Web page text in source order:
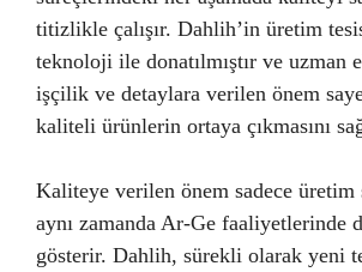
titizlikle çalışır. Dahlih’in üretim
teknoloji ile donatılmıştır ve uzman
işçilik ve detaylara verilen önem
kaliteli ürünlerin ortaya çıkmasını
Kaliteye verilen önem sadece üretim
aynı zamanda Ar-Ge faaliyetlerinde
gösterir. Dahlih, sürekli olarak yeni